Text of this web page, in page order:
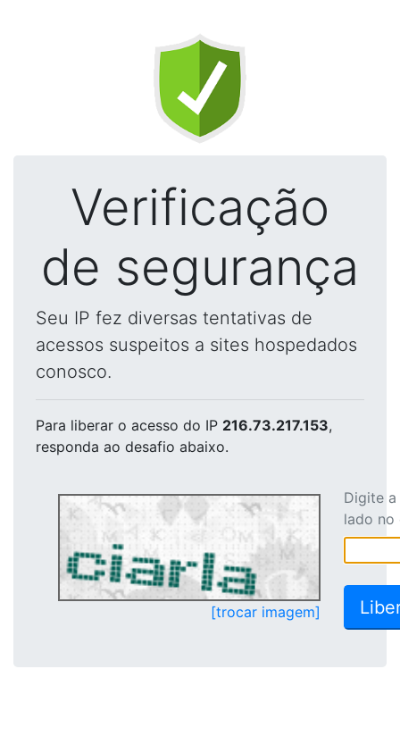
Verificação
de segurança
Seu IP fez diversas tentativas de
acessos suspeitos a sites hospedados
conosco.
Para liberar o acesso do IP 216.73.217.153,
responda ao desafio abaixo.
[trocar imagem]
Digite
lado no